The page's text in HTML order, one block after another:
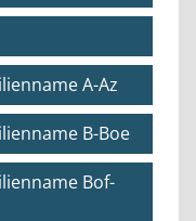
A-Az
B-Boe
Bof-